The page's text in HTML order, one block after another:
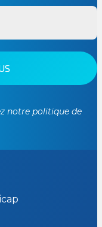
notre politique de